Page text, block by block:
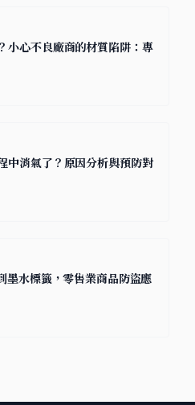
小心不良廠商的材質陷阱：專
中消氣了？原因分析與預防對
墨水標籤，零售業商品防盜應